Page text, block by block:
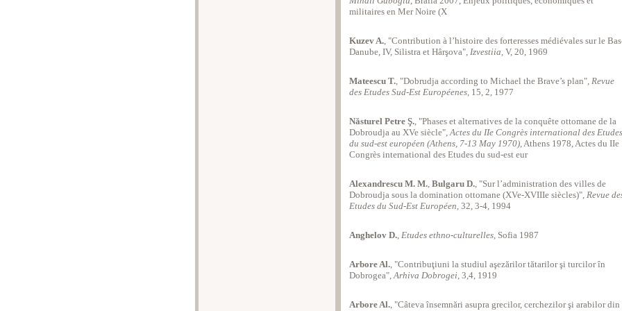
militaires en Mer Noire (X
Kuzev A., "Contribution à l’histoire des forteresses médiévales sur le
Danube, IV, Silistra et Hârşova", Izvestiia, V, 20, 1969
Mateescu T., "Dobrudja according to Michael the Brave’s plan", Revue
des Etudes Sud-Est Européenes, 15, 2, 1977
Năsturel Petre Ş., "Phases et alternatives de la conquête ottomane de la
Dobroudja au XVe siècle",Actes du IIe Congrès international des Etudes
du sud-est européen (Athens, 7-13 May 1970), Athens 1978, Actes du IIe
Congrès international des Etudes du sud-est eur
Alexandrescu M. M., Bulgaru D., "Sur l’administration des villes de
Dobroudja sous la domination ottomane (XVe-XVIIIe siècles)", Revue
Etudes du Sud-Est Européen, 32, 3-4, 1994
Anghelov D., Etudes ethno-culturelles, Sofia 1987
Arbore Al., "Contribuţiuni la studiul aşezărilor tătarilor şi turcilor în
Dobrogea",Arhiva Dobrogei, 3,4, 1919
Arbore Al., "Câteva însemnări asupra grecilor, cerchezilor şi arabilor din